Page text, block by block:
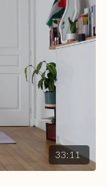
33:11